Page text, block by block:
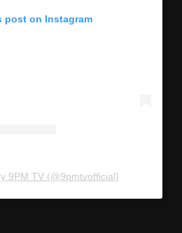
post on Instagram
9PM TV (@9pmtvofficial)